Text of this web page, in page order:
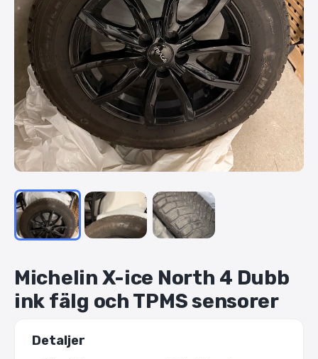
Michelin X-ice North 4 Dubb
ink fälg och TPMSsensorer
Detaljer